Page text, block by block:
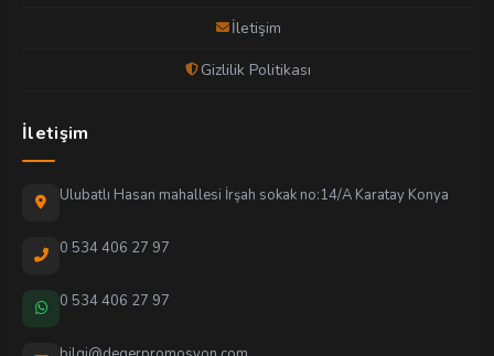
İletişim
Gizlilik Politikası
İletişim
Ulubatlı Hasan mahallesi İrşah sokak no:14/A Karatay Konya
0 534 406 27 97
0 534 406 27 97